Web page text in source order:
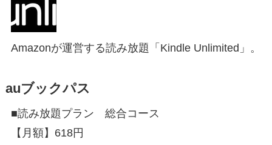
Amazonが運営する読み放題「Kindle Unlimited」。
auブックパス
■読み放題プラン 総合コース
【月額】618円